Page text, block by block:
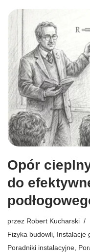
Opór
do
przez Robert Kucharski
Fizyka budowli Instalacje
Poradniki instalacyjne